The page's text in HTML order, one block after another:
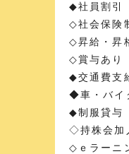
◆社員割引
◇社会保険
◇昇給・昇
◇賞与あり
◆交通費支
◆車・バイ
◆制服貸与
◇持株会加
◇ｅラーニ